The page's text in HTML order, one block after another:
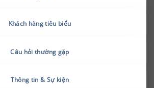
Khách hàng tiêu biểu
Câu hỏi thường gặp
Thông tin & Sự kiện